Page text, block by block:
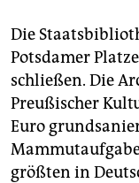
Die
Potsdamer
schließen. Die
Preußischer
Euro
größten in